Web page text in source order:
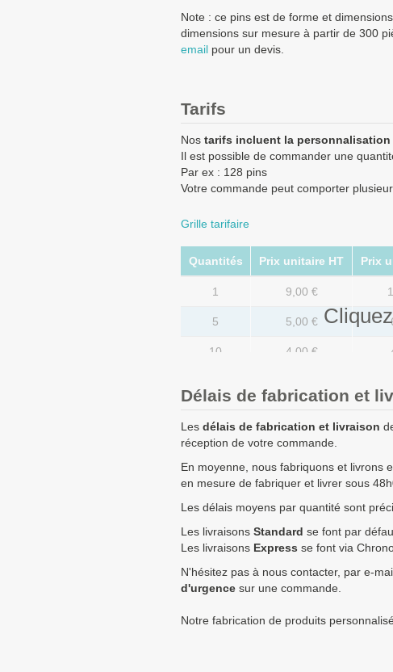
Note : ce pins est de forme et
dimensions sur mesure à partir de 300
email pour un devis.
Tarifs
Nos tarifs incluent la personnalisation
Il est possible de commander une
Par ex : 128 pins
Votre commande peut comporter
Grille tarifaire
Quantités Prix unitaire HT Prix
1 9,00 €
5 5,00 €
10 4,00 €
100 1,20 €
250 0,88 €
500
750 0,80 €
1750 0,73 €
2500 0,71 €
Délais de fabrication et
Les délais de fabrication et livraison
réception de votre commande.
En moyenne, nous fabriquons et livrons
en mesure de fabriquer et livrer sous
Les délais moyens par quantité sont
Les livraisons Standard se font par
Les livraisons Express se font via
N'hésitez pas à nous contacter, par e-
d'urgence sur une commande.
Notre fabrication de produits